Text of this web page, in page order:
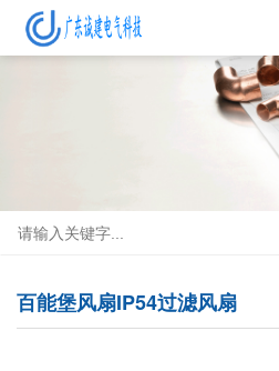
百能堡风扇IP54过滤风扇